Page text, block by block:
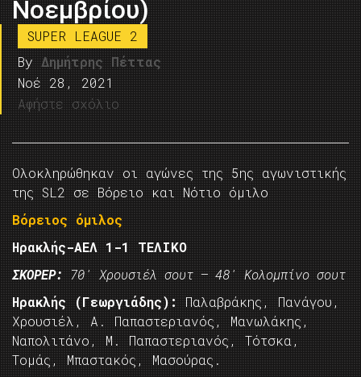
Νοεμβρίου)
SUPER LEAGUE 2
By Δημήτρης Πέττας
Νοέ 28, 2021
Αφήστε σχόλιο
Ολοκληρώθηκαν οι αγώνες της 5ης αγωνιστικής
της SL2 σε Βόρειο και Νότιο όμιλο
Βόρειος όμιλος
Ηρακλής-ΑΕΛ 1-1 ΤΕΛΙΚΟ
ΣΚΟΡΕΡ: 70′ Χρουσιέλ σουτ – 48′ Κολομπίνο σουτ
Ηρακλής (Γεωργιάδης): Παλαβράκης, Πανάγου,
Χρουσιέλ, Α. Παπαστεριανός, Μανωλάκης,
Ναπολιτάνο, Μ. Παπαστεριανός, Τότσκα,
Τομάς, Μπαστακός, Μασούρας.